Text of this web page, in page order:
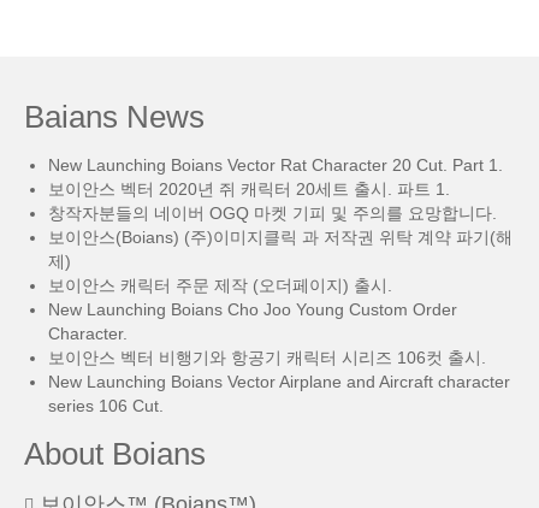
Baians News
New Launching Boians Vector Rat Character 20 Cut. Part 1.
보이안스 벡터 2020년 쥐 캐릭터 20세트 출시. 파트 1.
창작자분들의 네이버 OGQ 마켓 기피 및 주의를 요망합니다.
보이안스(Boians) (주)이미지클릭 과 저작권 위탁 계약 파기(해
제)
보이안스 캐릭터 주문 제작 (오더페이지) 출시.
New Launching Boians Cho Joo Young Custom Order
Character.
보이안스 벡터 비행기와 항공기 캐릭터 시리즈 106컷 출시.
New Launching Boians Vector Airplane and Aircraft character
series 106 Cut.
About Boians